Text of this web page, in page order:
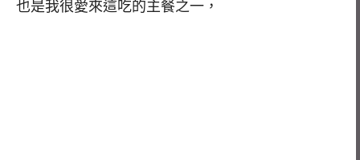
也是我很愛來這吃的主餐之一，